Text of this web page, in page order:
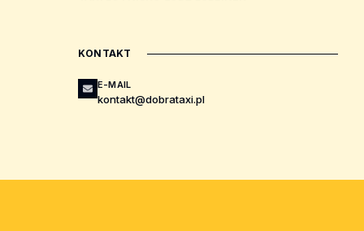
KONTAKT
E-MAIL
kontakt@dobrataxi.pl